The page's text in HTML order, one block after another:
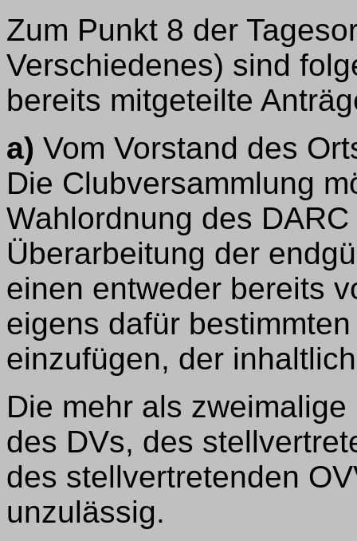
Zum Punkt 8 der
Verschiedenes) sind
bereits mitgeteilte
a) Vom Vorstand des
Die Clubversammlung
Wahlordnung des
Überarbeitung der
einen entweder bereits
eigens dafür
einzufügen, der
Die mehr als
des DVs, des
des stellvertretenden
unzulässig.